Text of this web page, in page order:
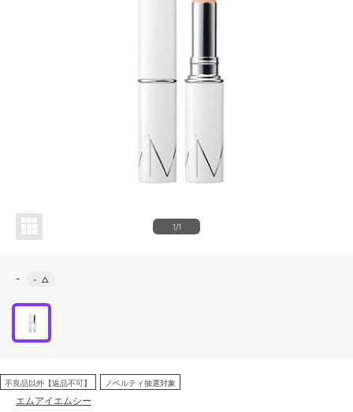
1/1
- - △
不良品以外【返品不可】 ノベルティ抽選対象
エムアイエムシー